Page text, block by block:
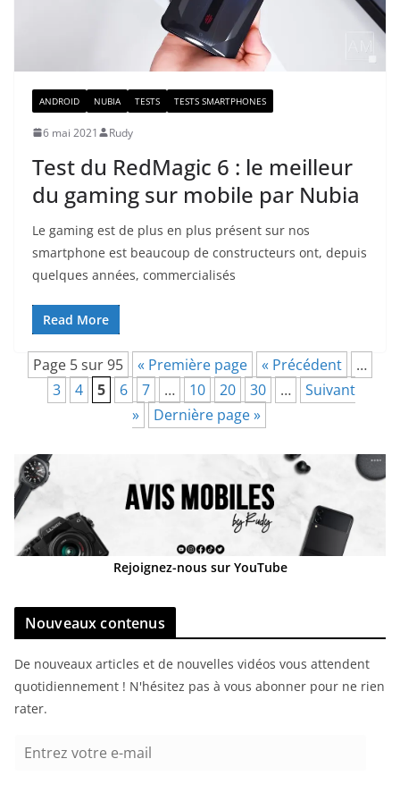
ANDROID NUBIA TESTS TESTS SMARTPHONES
6 mai 2021 Rudy
Test du RedMagic 6 : le meilleur
du gaming sur mobile par Nubia
Le gaming est de plus en plus présent sur nos
smartphone est beaucoup de constructeurs ont, depuis
quelques années, commercialisés
Read More
Page 5 sur 95 « Première page « Précédent
…
3
4 5 6 7 … 10 20 30 …
Suivant
»
Dernière page »
Rejoignez-nous sur YouTube
Nouveaux contenus
De nouveaux articles et de nouvelles vidéos vous attendent
quotidiennement ! N'hésitez pas à vous abonner pour ne rien
rater.